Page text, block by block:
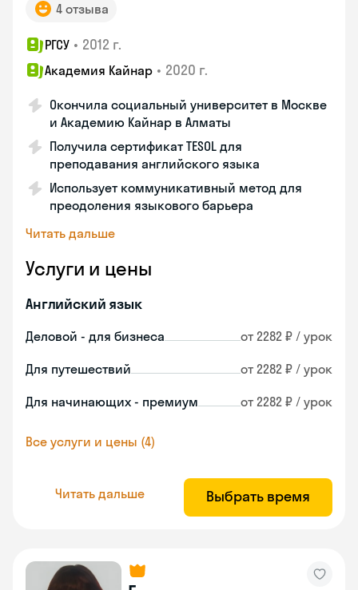
4 отзыва
РГСУ • 2012 г.
Академия Кайнар • 2020 г.
Окончила социальный университет в Москве
и Академию Кайнар в Алматы
Получила сертификат TESOL для
преподавания английского языка
Использует коммуникативный метод для
преодоления языкового барьера
Читать дальше
Услуги и цены
Английский язык
Деловой - для бизнеса от 2282 ₽ / урок
Для путешествий от 2282 ₽ / урок
Для начинающих - премиум от 2282 ₽ / урок
Все услуги и цены (4)
Читать дальше Выбрать время